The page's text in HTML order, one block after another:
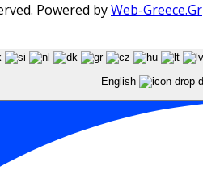
Powered byWeb-Greece.Gr
English